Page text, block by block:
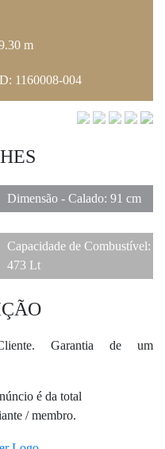
m
1160008-004
Dimensão - Calado: 91 cm
Capacidade de Combustível:
473 Lt
Garantia de um
é da total
/ membro.